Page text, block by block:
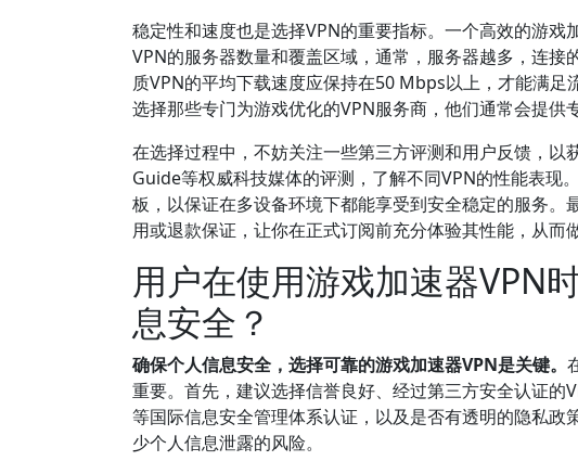
稳定性和速度也是选择VPN的重要指标。一个高效的游
VPN的服务器数量和覆盖区域，通常，服务器越多，连
质VPN的平均下载速度应保持在50 Mbps以上，才能满
选择那些专门为游戏优化的VPN服务商，他们通常会提供
在选择过程中，不妨关注一些第三方评测和用户反馈，以
Guide等权威科技媒体的评测，了解不同VPN的性能表现
板，以保证在多设备环境下都能享受到安全稳定的服务
用或退款保证，让你在正式订阅前充分体验其性能，从而
用户在使用游戏加速器VPN
息安全？
确保个人信息安全，选择可靠的游戏加速器VPN是关键。
重要。首先，建议选择信誉良好、经过第三方安全认证的
等国际信息安全管理体系认证，以及是否有透明的隐私
少个人信息泄露的风险。